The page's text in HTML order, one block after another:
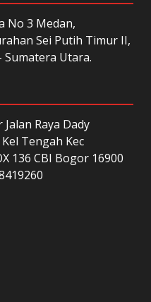
No 3 Medan,
Sei Putih Timur II,
Sumatera Utara.
Raya Dady
Tengah Kec
136 CBI Bogor 16900